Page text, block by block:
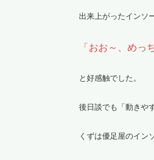
出来上がったインソ
「おお～、めっ
と好感触でした。
後日談でも「動きや
くずは優足屋のイン